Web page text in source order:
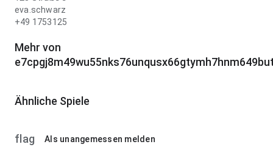
eva.schwarz
+49 1753125
Mehr von
Ähnliche Spiele
flag Als unangemessen melden